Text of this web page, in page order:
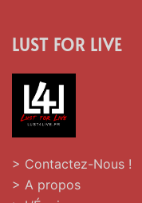
LUST FOR LIVE
> Contactez-Nous !
> A propos